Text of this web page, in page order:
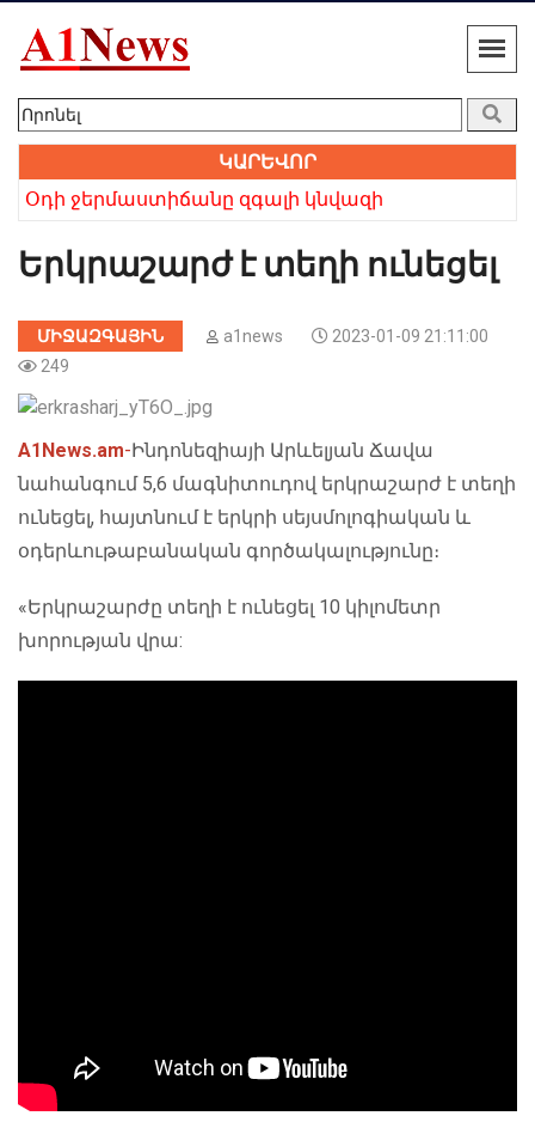
ԿԱՐԵՎՈՐ
Օդի ջերմաստիճանը զգալի կնվազի
Երկրաշարժ է տեղի ունեցել
ՄԻՋԱԶԳԱՅԻՆ a1news
2023-01-09 21:11:00
249
A1News.am-Ինդոնեզիայի Արևելյան Ճավա
նահանգում 5,6 մագնիտուդով երկրաշարժ է տեղի
ունեցել, հայտնում է երկրի սեյսմոլոգիական և
օդերևութաբանական գործակալությունը։
«Երկրաշարժը տեղի է ունեցել 10 կիլոմետր
խորության վրա: